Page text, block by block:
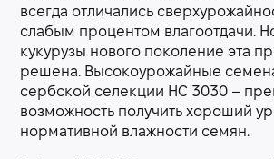
всегда отличались
слабым процентом влагоотдачи.
кукурузы нового поколение эта
решена. Высокоурожайные
сербской селекции НС 3030 –
возможность получить хороший
нормативной влажности семян.